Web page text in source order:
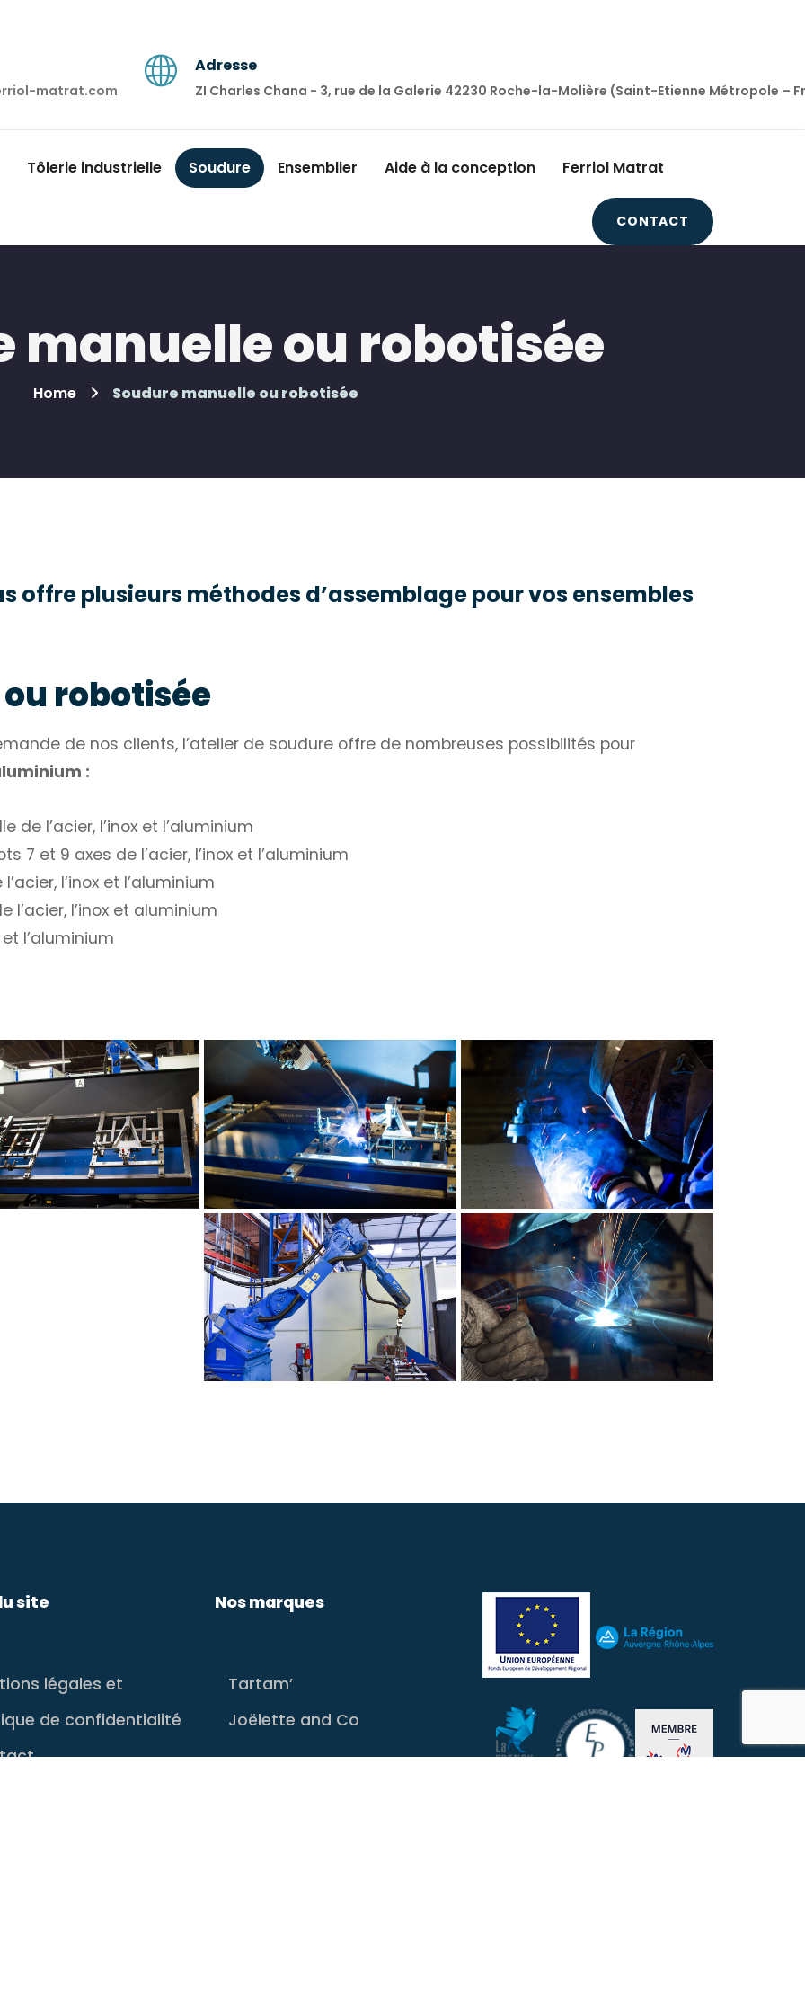
matrat.com
Adresse
ZI Charles Chana - 3, rue de la Galerie 42230 Roche-la-Molière (Saint-Etienne Métropole –
Tôlerie industrielle Soudure Ensemblier Aide à la conception Ferriol Matrat
CONTACT
manuelle ou robotisée
Home Soudure manuelle ou robotisée
offre plusieurs méthodes d’assemblage pour vos ensembles
robotisée
de nos clients, l’atelier de soudure offre de nombreuses possibilités pour
:
l’acier, l’inox et l’aluminium
7 et 9 axes de l’acier, l’inox et l’aluminium
l’inox et l’aluminium
l’acier, l’inox et aluminium
et l’aluminiumrobot-
Soudure-manuelle
Robot-de-soudure
site
légales et
de confidentialité
Nos marques
Tartam’
Joëlette and Co